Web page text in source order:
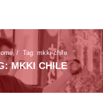
Tag: mkki chile
MKKI CHILE